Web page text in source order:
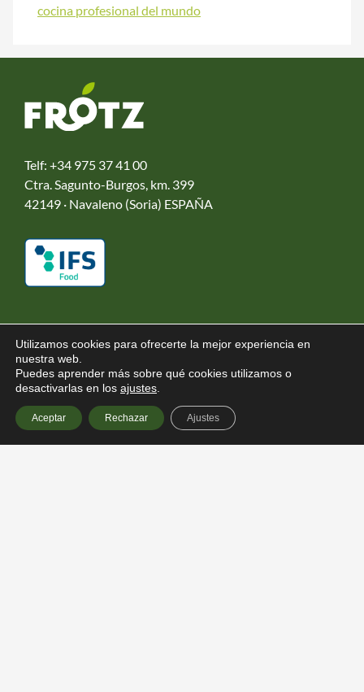
cocina profesional del mundo
Telf: +34 975 37 41 00
Ctra. Sagunto-Burgos, km. 399
42149 · Navaleno (Soria) ESPAÑA
PRODUCTOS
Fruta ultracongelada IQF
Pures de frutas congelados
Coulis
RECETAS
Utilizamos cookies para ofrecerte la mejor experiencia en
nuestra web.
Puedes aprender más sobre qué cookies utilizamos o
desactivarlas en los ajustes
Aceptar Rechazar Ajustes